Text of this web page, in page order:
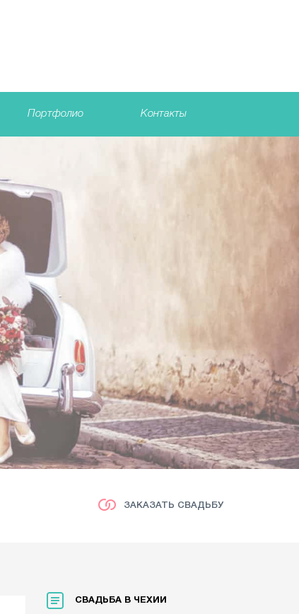
Портфолио Контакты
ЗАКАЗАТЬ СВАДЬБУ
СВАДЬБА В ЧЕХИИ